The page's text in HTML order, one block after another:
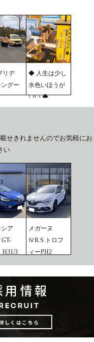
リデ
グー
◆ 人生は少し
水色いほうが
いい ◆
2026.07.16
せきれませんのでお気軽にお
い
ア
3
メガーヌ
ⅣR.S.トロフ
ィーPH2
R5/6
2026.02.25